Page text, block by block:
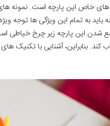
های خاص این پارچه است. نمونه
به تمام این ویژگی ها توجه
شدن این پارچه زیر چرخ خیاطی
کند. بنابراین، آشنایی با